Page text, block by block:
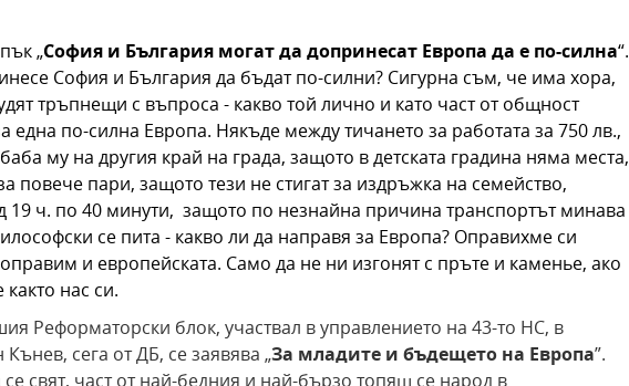
„София и България могат да допринесат Европа да е по-силна“.
София и България да бъдат по-силни? Сигурна съм, че има хора,
тръпнещи с въпроса - какво той лично и като част от общност
една по-силна Европа. Някъде между тичането за работата за 750 лв.,
му на другия край на града, защото в детската градина няма места,
повече пари, защото тези не стигат за издръжка на семейство,
19 ч. по 40 минути, защото по незнайна причина транспортът минава
се пита - какво ли да направя за Европа? Оправихме си
оправим и европейската. Само да не ни изгонят с пръте и каменье, ако
нас си.
Реформаторски блок, участвал в управлението на 43-то НС, в
сега от ДБ, се заявява „За младите и бъдещето на Европа”.
свят, част от най-бедния и най-бързо топящ се народ в